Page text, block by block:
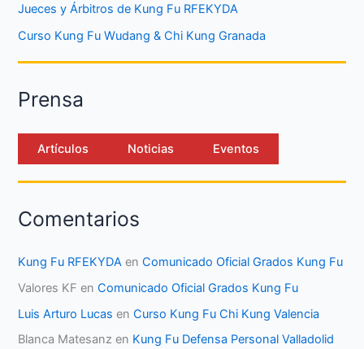
Jueces y Árbitros de Kung Fu RFEKYDA
Curso Kung Fu Wudang & Chi Kung Granada
Prensa
Artículos Noticias Eventos
Comentarios
Kung Fu RFEKYDA enComunicado Oficial Grados Kung Fu
Valores KF enComunicado Oficial Grados Kung Fu
Luis Arturo Lucas enCurso Kung Fu Chi Kung Valencia
Blanca Matesanz en Kung Fu Defensa Personal Valladolid